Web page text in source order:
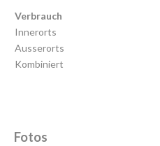
Verbrauch
Innerorts
Ausserorts
Kombiniert
Fotos